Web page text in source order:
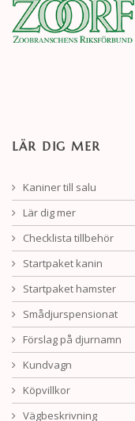
LÄR DIG MER
Kaniner till salu
Lär dig mer
Checklista tillbehör
Startpaket kanin
Startpaket hamster
Smådjurspensionat
Förslag på djurnamn
Kundvagn
Köpvillkor
Vägbeskrivning